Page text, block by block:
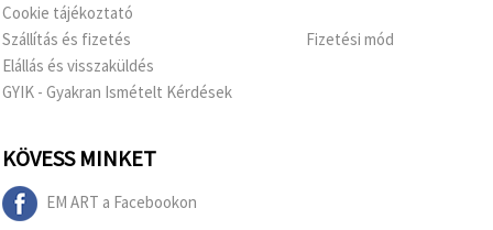
Cookie tájékoztató
Szállítás és fizetés
Elállás és visszaküldés
GYIK - Gyakran Ismételt Kérdések
Fizetési mód
KÖVESS MINKET
EM ART a Facebookon